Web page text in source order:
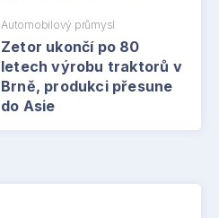
Automobilový průmysl
Zetor ukončí po 80
letech výrobu traktorů v
Brně, produkci přesune
do Asie